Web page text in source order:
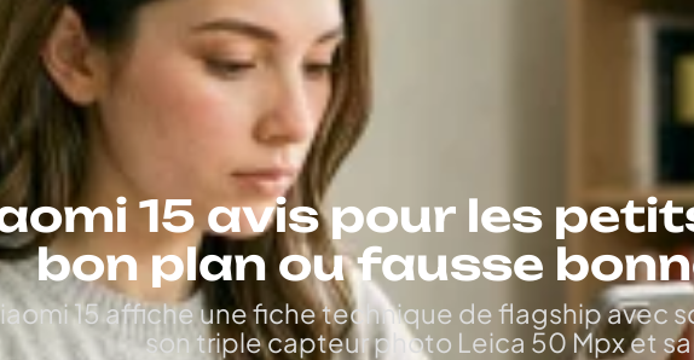
15 avis pour les
bon plan ou fausse
15 affiche une fiche technique de flagship avec
son triple capteur photo Leica 50 Mpx et